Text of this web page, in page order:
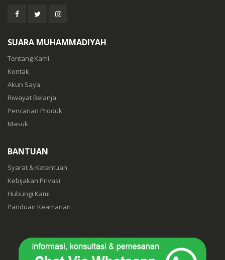
SUARA MUHAMMADIYAH
Tentang Kami
Kontak
Akun Saya
Riwayat Belanja
Pencarian Produk
Masuk
BANTUAN
Syarat & Ketentuan
Kebijakan Privasi
Hubungi Kami
Panduan Keamanan